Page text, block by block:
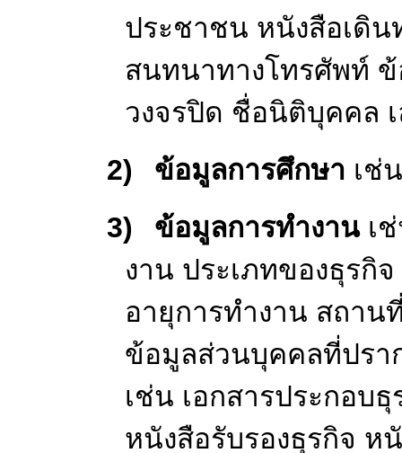
(1) ประชาชนและนิ
1)
ข้อมูลรายละเ
นามสกุล เพศ วั
สัญชาติ ประเทศ
สถานภาพการสม
ที่หน่วยงานราชก
ประชาชน หนังสื
สนทนาทางโทร